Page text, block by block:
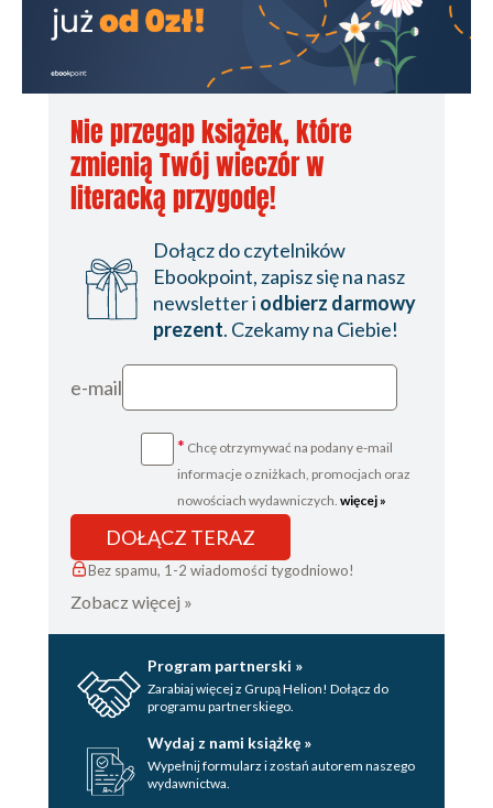
Nie przegap książek, które
zmienią Twój wieczór w
literacką przygodę!
Dołącz do czytelników
Ebookpoint, zapisz się na nasz
newsletter i odbierz darmowy
prezent. Czekamy na Ciebie!
e-mail
* Chcę otrzymywać na podany e-mail
informacje o zniżkach, promocjach oraz
nowościach wydawniczych. więcej »
DOŁĄCZ TERAZ
Bez spamu, 1-2 wiadomości tygodniowo!
Zobacz więcej »
Program partnerski »
Zarabiaj więcej z Grupą Helion! Dołącz do
programu partnerskiego.
Wydaj z nami książkę »
Wypełnij formularz i zostań autorem naszego
wydawnictwa.